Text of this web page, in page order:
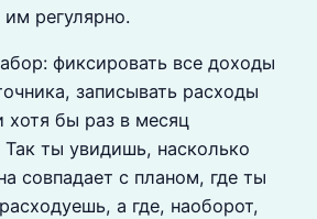
регулярно.
фиксировать все доходы
записывать расходы
хотя бы раз в месяц
Так ты увидишь, насколько
совпадает с планом, где ты
а где, наоборот,